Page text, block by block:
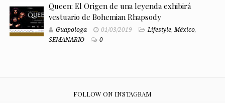
Queen: El Origen de una leyenda exhibirá
vestuario de Bohemian Rhapsody
Guapologa 01/03/2019 Lifestyle,México,
SEMANARIO
0
FOLLOW ON INSTAGRAM